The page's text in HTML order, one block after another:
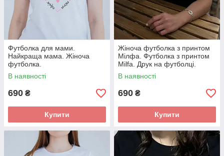
Футболка для мами.
Найкраща мама. Жіноча
футболка.
В наявності
690 ₴
Купити
Жіноча футболка з принтом
Мілфа. Футболка з принтом
Milfa. Друк на футболці.
В наявності
690 ₴
Купити